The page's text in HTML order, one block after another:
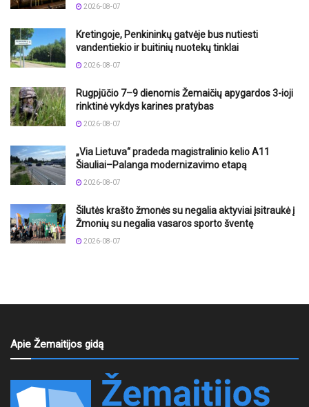
2026-08-07
Kretingoje, Penkininkų gatvėje bus nutiesti
vandentiekio ir buitinių nuotekų tinklai
2026-08-07
Rugpjūčio 7–9 dienomis Žemaičių apygardos 3-ioji
rinktinė vykdys karines pratybas
2026-08-07
„Via Lietuva“ pradeda magistralinio kelio A11
Šiauliai–Palanga modernizavimo etapą
2026-08-07
Šilutės krašto žmonės su negalia aktyviai įsitraukė į
Žmonių su negalia vasaros sporto šventę
2026-08-07
Apie Žemaitijos gidą